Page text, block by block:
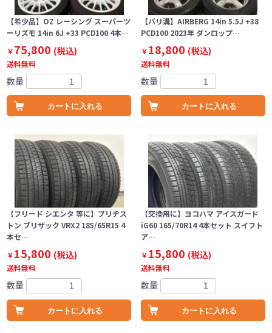
【希少品】OZ レーシング スーパーツ
ーリズモ 14in 6J +33 PCD100 4本…
￥75,800 (税込)
送料無料
数量
カートに入れる
【バリ溝】AIRBERG 14in 5.5J +38
PCD100 2023年 ダンロップ…
￥18,800 (税込)
送料無料
数量
カートに入れる
【フリード シエンタ 等に】ブリヂス
トン ブリザック VRX2 185/65R15 4
本セ…
￥15,800 (税込)
送料無料
数量
カートに入れる
【交換用に】ヨコハマ アイスガード
iG60 165/70R14 4本セット スイフト
ア…
￥15,800 (税込)
送料無料
数量
カートに入れる